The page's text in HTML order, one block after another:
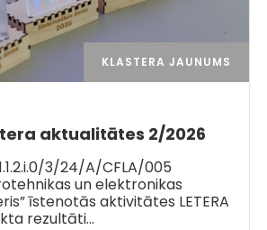
KLASTERA JAUNUMS
aktualitātes 2/2026
3/24/A/CFLA/005
un elektronikas
īstenotās aktivitātes LETERA
rezultāti…